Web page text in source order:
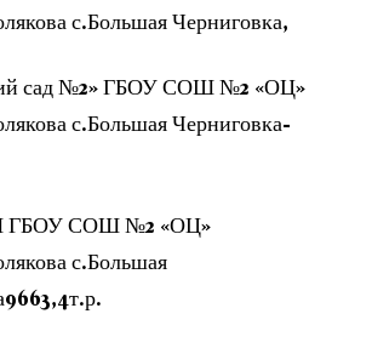
с.Большая Черниговка,
сад №2» ГБОУ СОШ №2 «ОЦ»
с.Большая Черниговка-
СОШ №2 «ОЦ»
с.Большая